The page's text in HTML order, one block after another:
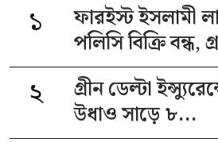
১
ফারইস্ট ইসলামী
পলিসি বিক্রি বন্ধ,
২
গ্রীন ডেল্টা
উধাও সাড়ে ৮...